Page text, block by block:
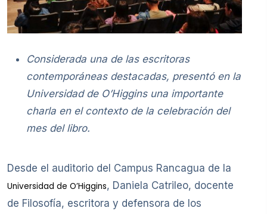
Considerada una de las escritoras
contemporáneas destacadas, presentó en la
Universidad de O’Higgins una importante
charla en el contexto de la celebración del
mes del libro.
Desde el auditorio del Campus Rancagua de la
Universidad de O’Higgins, Daniela Catrileo, docente
de Filosofía, escritora y defensora de los